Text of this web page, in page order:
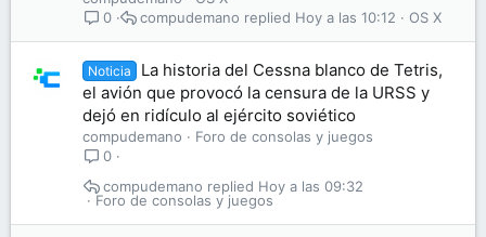
0
OS X
Hoy a las 10:12
compudemano
Noticia
La historia del Cessna blanco de Tetris,
el avión que provocó la censura de la URSS y
dejó en ridículo al ejército soviético
compudemano
Foro de consolas y juegos
0
Foro de consolas y juegos
Hoy a las 09:32
compudemano